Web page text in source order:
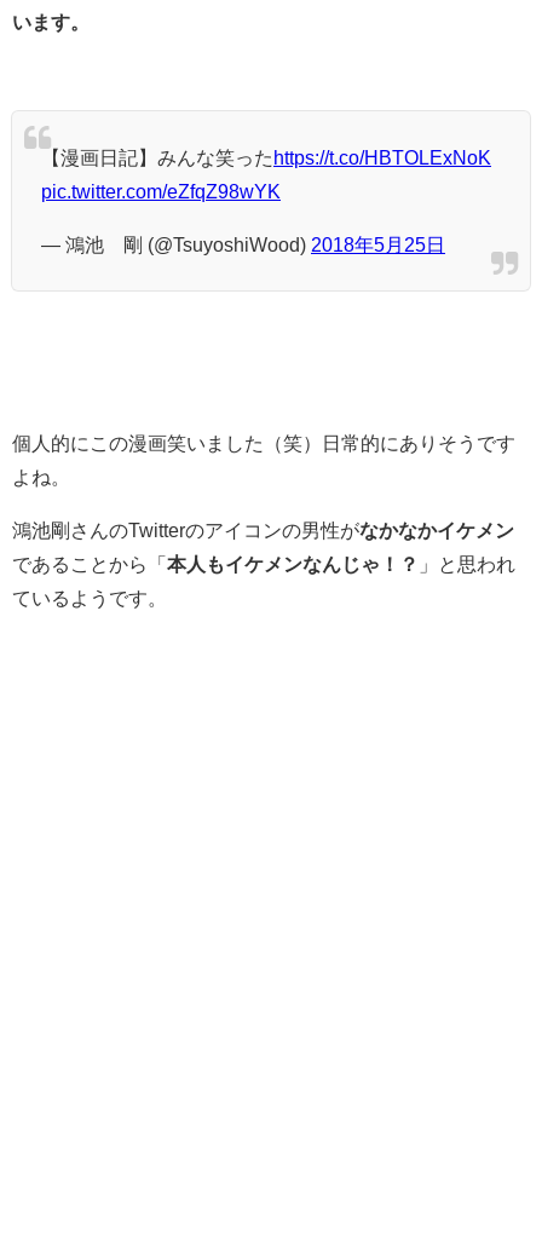
います。
【漫画日記】みんな笑った https://t.co/HBTOLExNoK
pic.twitter.com/eZfqZ98wYK
— 鴻池 剛 (@TsuyoshiWood) 2018年5月25日
個人的にこの漫画笑いました（笑）日常的にありそうです
よね。
鴻池剛さんのTwitterのアイコンの男性がなかなかイケメン
であることから「 本人もイケメンなんじゃ！？ 」と思われ
ているようです。